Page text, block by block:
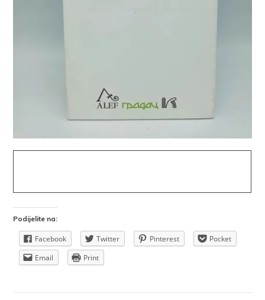
Podijelite na:
Facebook Twitter Pinterest
Pocket
Email
Print